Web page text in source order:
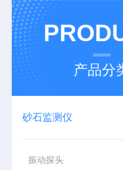
产品分
砂石监测仪
振动探头